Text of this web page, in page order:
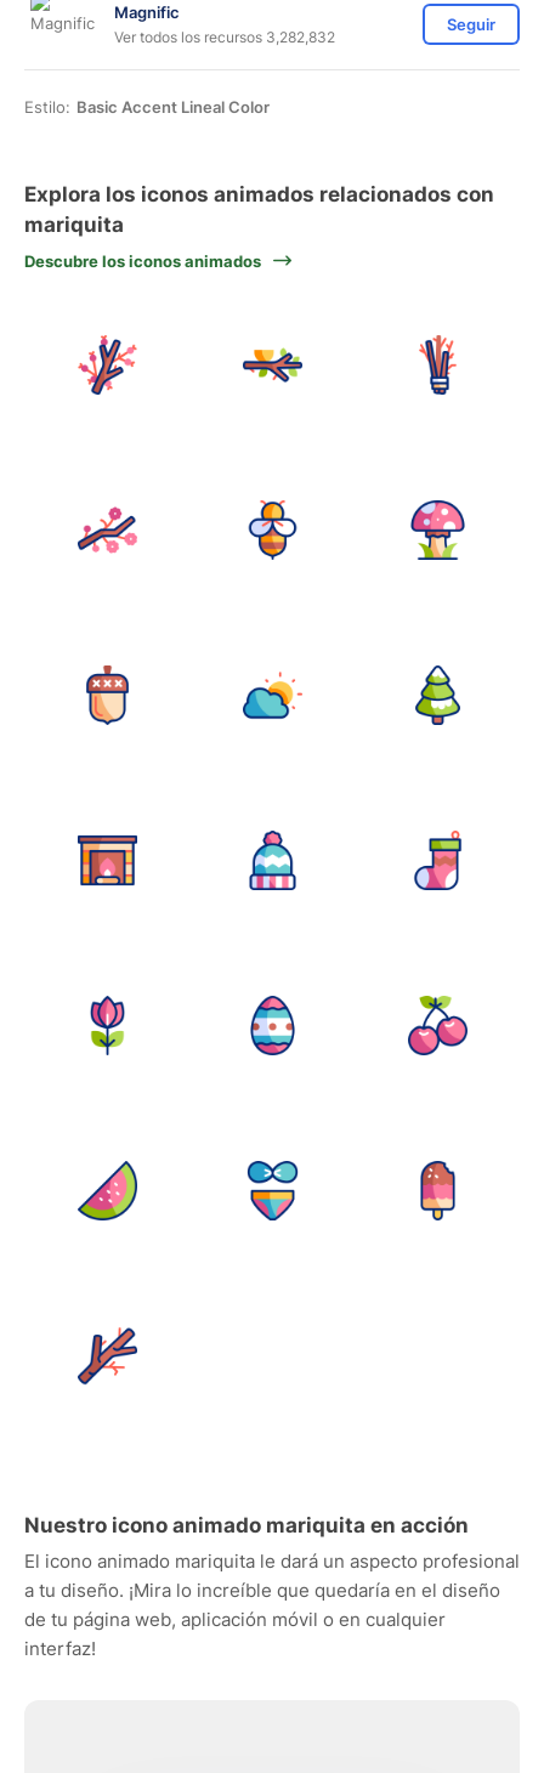
Magnific
Ver todos los recursos 3,282,832
Seguir
Estilo: Basic Accent Lineal Color
Explora los iconos animados relacionados con
mariquita
Descubre los iconos animados
Nuestro icono animado mariquita en acción
El icono animado mariquita le dará un aspecto profesional
a tu diseño. ¡Mira lo increíble que quedaría en el diseño
de tu página web, aplicación móvil o en cualquier
interfaz!